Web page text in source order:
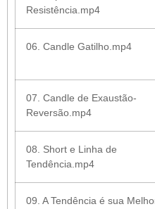
Resistência.mp4
06. Candle Gatilho.mp4
07. Candle de Exaustão-
Reversão.mp4
08. Short e Linha de
Tendência.mp4
09. A Tendência é sua